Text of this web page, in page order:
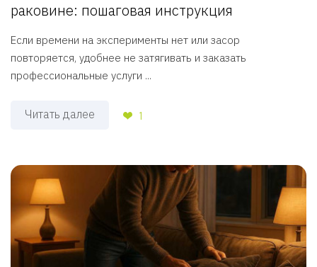
раковине: пошаговая инструкция
Если времени на эксперименты нет или засор
повторяется, удобнее не затягивать и заказать
профессиональные услуги ...
Читать далее 1